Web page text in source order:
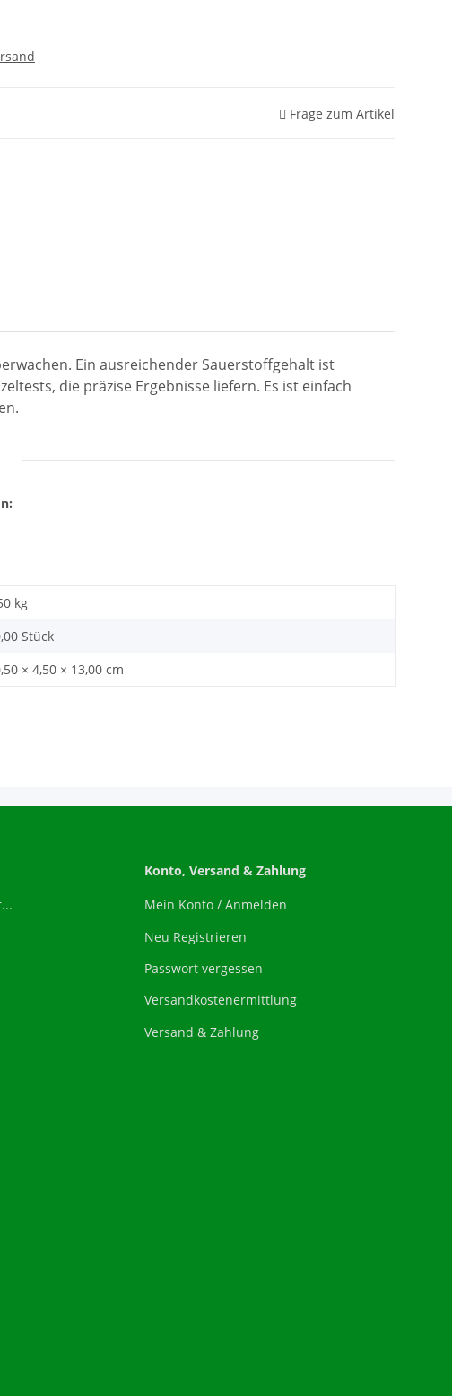
Frage zum Artikel
Ein ausreichender Sauerstoffgehalt ist
die präzise Ergebnisse liefern. Es ist einfach
kg
Stück
× 4,50 × 13,00 cm
Konto, Versand & Zahlung
Mein Konto / Anmelden
Neu Registrieren
Passwort vergessen
Versandkostenermittlung
Versand & Zahlung